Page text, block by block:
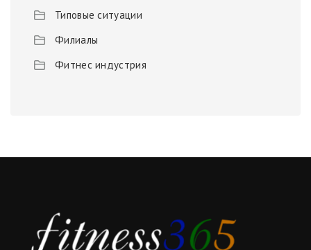
Типовые ситуации
Филиалы
Фитнес индустрия